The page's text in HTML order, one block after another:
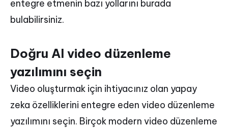
entegre etmenin bazı yollarını burada
bulabilirsiniz.
Doğru AI video düzenleme
yazılımını seçin
Video oluşturmak için ihtiyacınız olan yapay
zeka özelliklerini entegre eden video düzenleme
yazılımını seçin. Birçok modern video düzenleme